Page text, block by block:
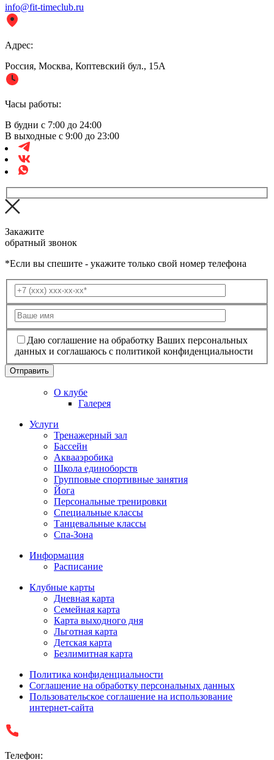
info@fit-timeclub.ru
Адрес:
Россия, Москва, Коптевский бул., 15А
Часы работы:
В будни с 7:00 до 24:00
В выходные с 9:00 до 23:00
Закажите
обратный звонок
*Если вы спешите - укажите только свой номер телефона
Даю соглашение на обработку Ваших персональных
данных и соглашаюсь с политикой конфиденциальности
О клубе
Галерея
Услуги
Тренажерный зал
Бассейн
Аквааэробика
Школа единоборств
Групповые спортивные занятия
Йога
Персональные тренировки
Специальные классы
Танцевальные классы
Спа-Зона
Информация
Расписание
Клубные карты
Дневная карта
Семейная карта
Карта выходного дня
Льготная карта
Детская карта
Безлимитная карта
Политика конфиденциальности
Соглашение на обработку персональных данных
Пользовательское соглашение на использование
интернет-сайта
Телефон: